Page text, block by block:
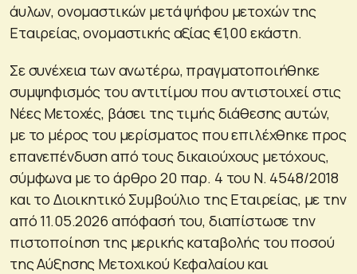
άυλων, ονομαστικών μετά ψήφου μετοχών της
Εταιρείας, ονομαστικής αξίας €1,00 εκάστη.
Σε συνέχεια των ανωτέρω, πραγματοποιήθηκε
συμψηφισμός του αντιτίμου που αντιστοιχεί στις
Νέες Μετοχές, βάσει της τιμής διάθεσης αυτών,
με το μέρος του μερίσματος που επιλέχθηκε προς
επανεπένδυση από τους δικαιούχους μετόχους,
σύμφωνα με το άρθρο 20 παρ. 4 του Ν. 4548/2018
και το Διοικητικό Συμβούλιο της Εταιρείας, με την
από 11.05.2026 απόφασή του, διαπίστωσε την
πιστοποίηση της μερικής καταβολής του ποσού
της Αύξησης Μετοχικού Κεφαλαίου και